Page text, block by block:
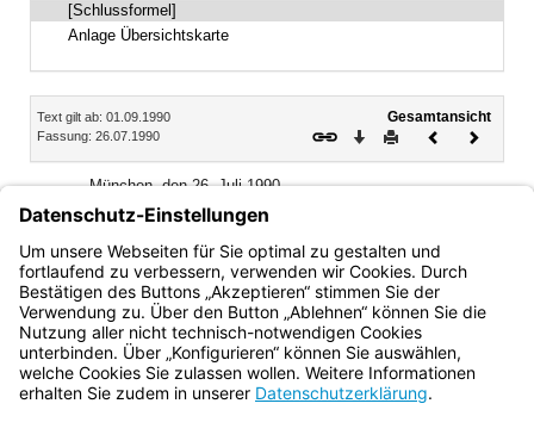
[Schlussformel]
Anlage Übersichtskarte
Inhalt
Text gilt ab: 01.09.1990
Fassung: 26.07.1990
Gesamtansicht
Download
DruckenVorheriges
München, den 26. Juli 1990
Bayerisches Staatsministerium für Landesentwicklung
und Umweltfragen
Alfred Dick, Staatsminister
Bayern.de
BayernPortal